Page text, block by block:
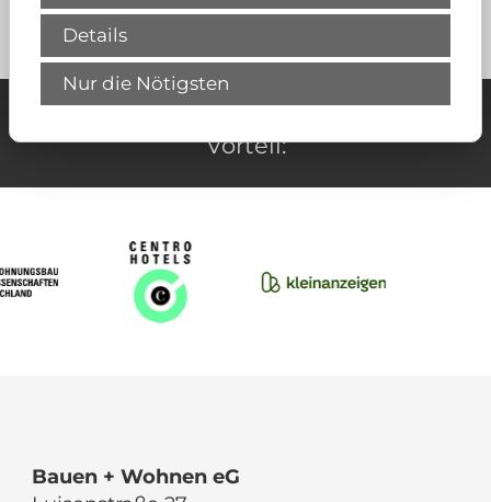
Zurück
Vorteil:
Bauen + Wohnen eG
Details
Nur die Nötigsten